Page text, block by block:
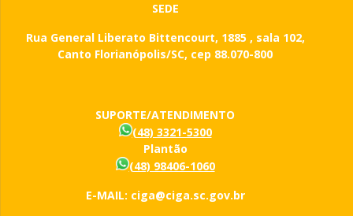
SEDE
Rua General Liberato Bittencourt, 1885 , sala 102,
Canto Florianópolis/SC, cep 88.070-800
SUPORTE/ATENDIMENTO
(48) 3321-5300
Plantão
(48) 98406-1060
E-MAIL: ciga@ciga.sc.gov.br